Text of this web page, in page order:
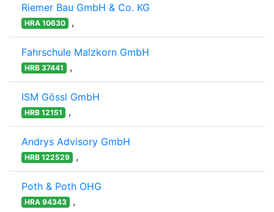
Riemer Bau GmbH & Co. KG
HRA 10630 ,
Fahrschule Malzkorn GmbH
HRB 37441 ,
ISM Gössl GmbH
HRB 12151 ,
Andrys Advisory GmbH
HRB 122529 ,
Poth & Poth OHG
HRA 94343 ,